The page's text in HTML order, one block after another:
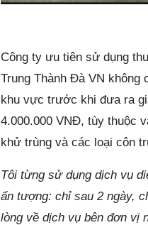
Công ty ưu tiên sử dụng
Trung Thành Đà VN
khu vực trước khi đưa ra
4.000.000 VNĐ, tùy thuộc
khử trùng và các loại côn
Tôi từng sử dụng dịch vụ
ấn tượng: chỉ sau 2 ngày,
lòng về dịch vụ bên đơn vị